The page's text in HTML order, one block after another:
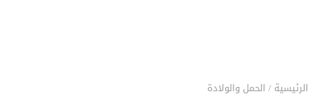
الرئيسية / الحمل والولادة